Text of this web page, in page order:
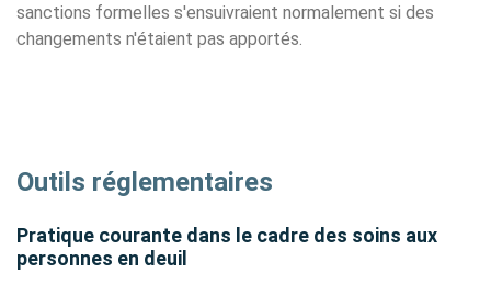
sanctions formelles s'ensuivraient normalement si des
changements n'étaient pas apportés.
Outils réglementaires
Pratique courante dans le cadre des soins aux
personnes en deuil